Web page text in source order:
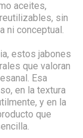
aceites,
sin
ni conceptual.
estos jabones
que valoran
Esa
en la textura
y en la
que